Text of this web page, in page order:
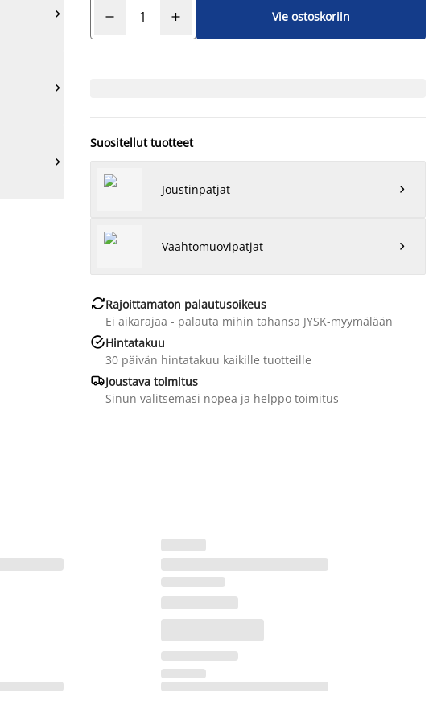



Vie ostoskoriin
Suositellut tuotteet
Joustinpatjat 
Vaahtomuovipatjat 
Rajoittamaton palautusoikeus
Ei aikarajaa - palauta mihin tahansa JYSK-myymälään
Hintatakuu
30 päivän hintatakuu kaikille tuotteille
Joustava toimitus
Sinun valitsemasi nopea ja helppo toimitus